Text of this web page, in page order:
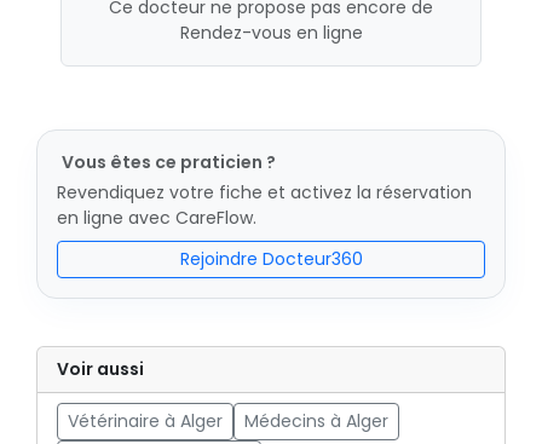
Ce docteur ne propose pas encore de
Rendez-vous en ligne
Vous êtes ce praticien ?
Revendiquez votre fiche et activez la réservation
en ligne avec CareFlow.
Rejoindre Docteur360
Voir aussi
Vétérinaire à Alger
Médecins à Alger